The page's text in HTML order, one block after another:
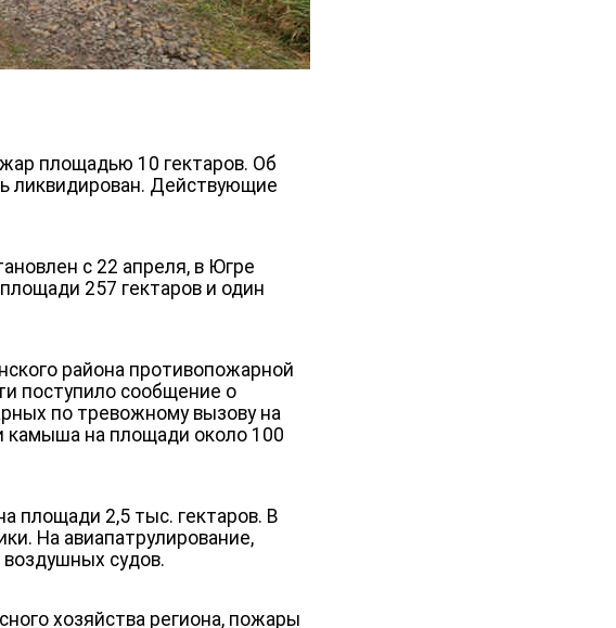
площадью 10 гектаров. Об
ликвидирован. Действующие
с 22 апреля, в Югре
257 гектаров и один
района противопожарной
поступило сообщение о
по тревожному вызову на
камыша на площади около 100
площади 2,5 тыс. гектаров. В
На авиапатрулирование,
воздушных судов.
хозяйства региона, пожары